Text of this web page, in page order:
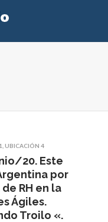
UBICACIÓN 4
20. Este
por
de RH en la
Ágiles.
Troilo «.